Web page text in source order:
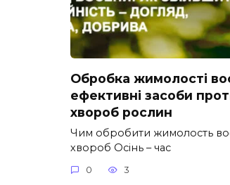
Обробка жимолості
ефективні засоби
хвороб рослин
Чим обробити жимолость
хвороб Осінь – час
0 3